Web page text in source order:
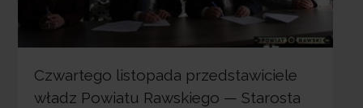
Czwartego listopada przedstawiciele
władz Powiatu Rawskiego — Starosta